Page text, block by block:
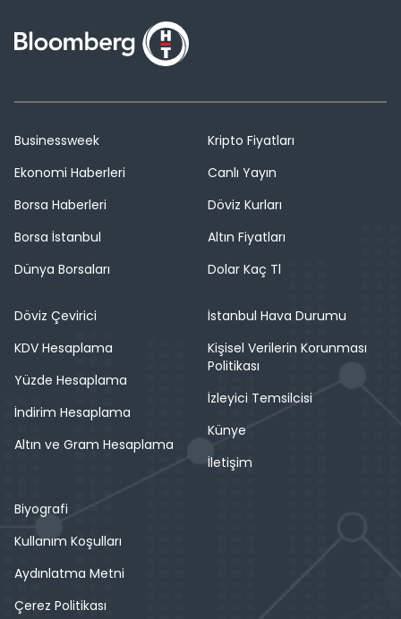
Businessweek
Ekonomi Haberleri
Borsa Haberleri
Borsa İstanbul
Dünya Borsaları
Kripto Fiyatları
Canlı Yayın
Döviz Kurları
Altın Fiyatları
Dolar Kaç Tl
Döviz Çevirici
KDV Hesaplama
Yüzde Hesaplama
İndirim Hesaplama
Altın ve Gram Hesaplama
İstanbul Hava Durumu
Kişisel Verilerin Korunması
Politikası
İzleyici Temsilcisi
Künye
İletişim
Biyografi
Kullanım Koşulları
Aydınlatma Metni
Çerez Politikası